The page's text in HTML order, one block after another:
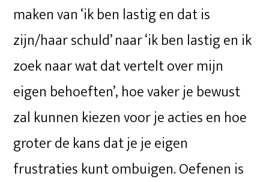
maken van ‘ik ben lastig en dat is
zijn/haar schuld’ naar ‘ik ben lastig en ik
zoek naar wat dat vertelt over mijn
eigen behoeften’, hoe vaker je bewust
zal kunnen kiezen voor je acties en hoe
groter de kans dat je je eigen
frustraties kunt ombuigen. Oefenen is